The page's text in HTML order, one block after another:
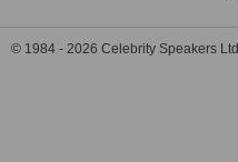
© 1984 - 2026 Celebrity Speakers Ltd